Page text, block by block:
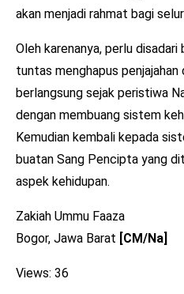
akan menjadi rahmat bagi
Oleh karenanya, perlu
tuntas menghapus
berlangsung sejak peristiwa
dengan membuang sistem
Kemudian kembali kepada
buatan Sang Pencipta yang
aspek kehidupan.
Zakiah Ummu Faaza
Bogor, Jawa Barat [CM/Na]
Views: 36